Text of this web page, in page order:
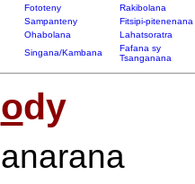
Fototeny
Rakibolana
Sampanteny
Fitsipi-pitenenana
Ohabolana
Lahatsoratra
Singana/Kambana
Fafana sy
Tsanganana
ody
anarana